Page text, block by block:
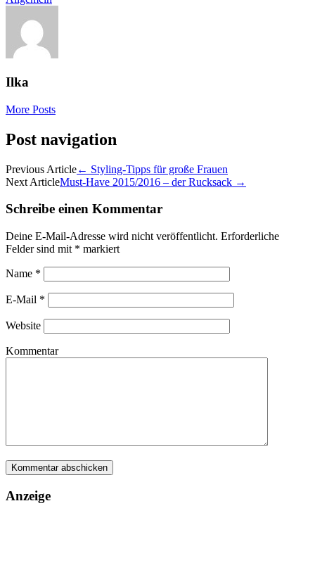
Ilka
More Posts
Post navigation
Previous Article← Styling-Tipps für große Frauen
Next ArticleMust-Have 2015/2016 – der Rucksack →
Schreibe einen Kommentar
Deine E-Mail-Adresse wird nicht veröffentlicht. Erforderliche
Felder sind mit * markiert
Name *
E-Mail *
Website
Kommentar
Anzeige